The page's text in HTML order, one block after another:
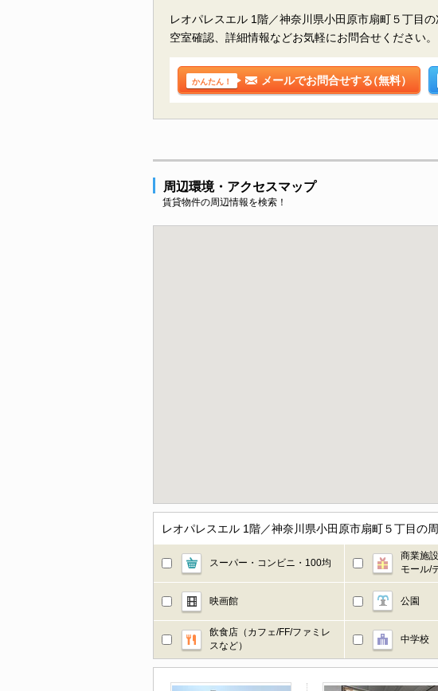
レオパレスエル 1階／神奈川県小田原市扇町５丁目の
空室確認、詳細情報などお気軽にお問合せください。
かんたん！ メールでお問合せする（無料）
周辺環境・アクセスマップ
賃貸物件の周辺情報を検索！
レオパレスエル 1階／神奈川県小田原市扇町５丁目の
スーパー・コンビニ・100均
商業施
モール/
映画館 公園
飲食店（カフェ/FF/ファミレ
スなど）
中学校